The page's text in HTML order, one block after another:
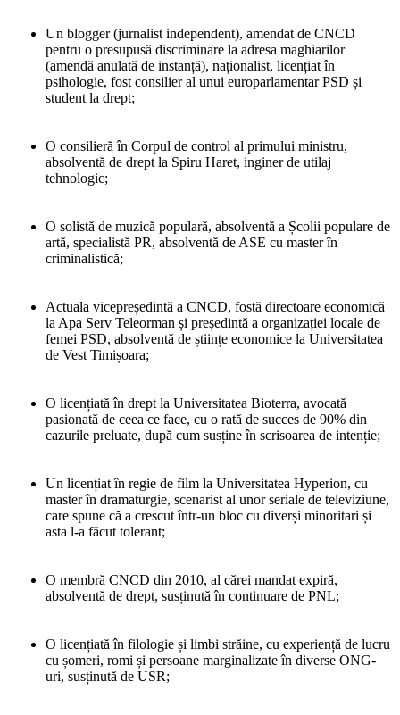
Un blogger (jurnalist independent), amendat de CNCD
pentru o presupusă discriminare la adresa maghiarilor
(amendă anulată de instanță), naționalist, licențiat în
psihologie, fost consilier al unui europarlamentar PSD și
student la drept;
O consilieră în Corpul de control al primului ministru,
absolventă de drept la Spiru Haret, inginer de utilaj
tehnologic;
O solistă de muzică populară, absolventă a Școlii populare de
artă, specialistă PR, absolventă de ASE cu master în
criminalistică;
Actuala vicepreședintă a CNCD, fostă directoare economică
la Apa Serv Teleorman și președintă a organizației locale de
femei PSD, absolventă de științe economice la Universitatea
de Vest Timișoara;
O licențiată în drept la Universitatea Bioterra, avocată
pasionată de ceea ce face, cu o rată de succes de 90% din
cazurile preluate, după cum susține în scrisoarea de intenție;
Un licențiat în regie de film la Universitatea Hyperion, cu
master în dramaturgie, scenarist al unor seriale de televiziune,
care spune că a crescut într-un bloc cu diverși minoritari și
asta l-a făcut tolerant;
O membră CNCD din 2010, al cărei mandat expiră,
absolventă de drept, susținută în continuare de PNL;
O licențiată în filologie și limbi străine, cu experiență de lucru
cu șomeri, romi și persoane marginalizate în diverse ONG-
uri, susținută de USR;